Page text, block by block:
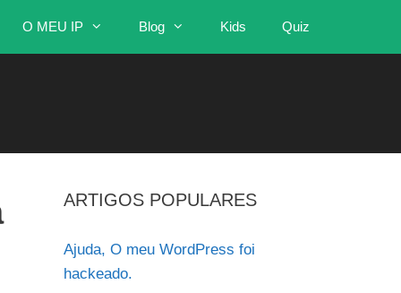
O MEU IP Blog Kids Quiz
ARTIGOS POPULARES
Ajuda, O meu WordPress foi
hackeado.